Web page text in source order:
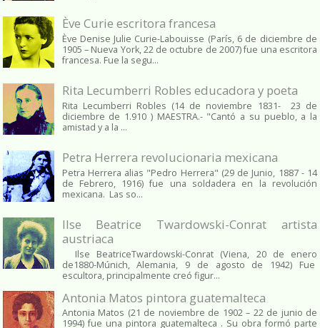
Ève Curie escritora francesa
Ève Denise Julie Curie-Labouisse (París, 6 de diciembre de
1905 – Nueva York, 22 de octubre de 2007) fue una escritora
francesa. Fue la segu...
Rita Lecumberri Robles educadora y poeta
Rita Lecumberri Robles (14 de noviembre 1831- 23 de
diciembre de 1.910 ) MAESTRA.- "Cantó a su pueblo, a la
amistad y a la ...
Petra Herrera revolucionaria mexicana
Petra Herrera alias "Pedro Herrera" (29 de Junio, 1887 - 14
de Febrero, 1916) fue una soldadera en la revolución
mexicana. Las so...
Ilse Beatrice Twardowski-Conrat artista
austriaca
Ilse BeatriceTwardowski-Conrat (Viena, 20 de enero
de1880-Múnich, Alemania, 9 de agosto de 1942) Fue
escultora, principalmente creó figur...
Antonia Matos pintora guatemalteca
Antonia Matos (21 de noviembre de 1902 – 22 de junio de
1994) fue una pintora guatemalteca . Su obra formó parte